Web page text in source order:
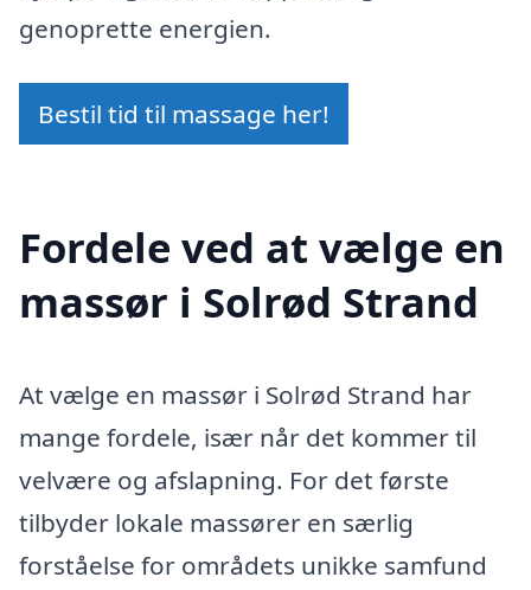
genoprette energien.
Bestil tid til massage her!
Fordele ved at vælge en
massør i Solrød Strand
At vælge en massør i Solrød Strand har
mange fordele, især når det kommer til
velvære og afslapning. For det første
tilbyder lokale massører en særlig
forståelse for områdets unikke samfund